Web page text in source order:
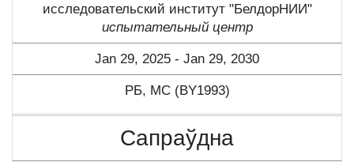
исследовательский институт "БелдорНИИ"
испытательный центр
Jan 29, 2025 - Jan 29, 2030
РБ, МС (BY1993)
Сапраўдна